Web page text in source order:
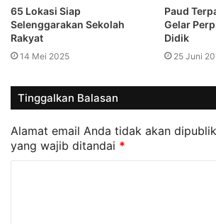
65 Lokasi Siap
Selenggarakan Sekolah
Rakyat
14 Mei 2025
Paud
Gelar
Didik
25 Juni
Tinggalkan Balasan
Alamat email Anda tidak akan
yang wajib ditandai *